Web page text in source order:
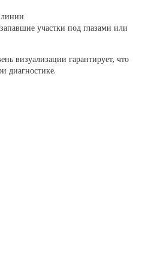
участки под глазами или
визуализации гарантирует, что
диагностике.